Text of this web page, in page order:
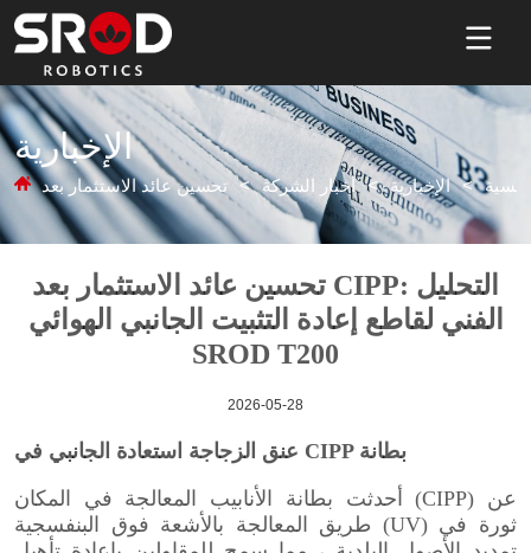
الإخبارية
> الإخبارية > أخبار الشركة >
2026-05-28